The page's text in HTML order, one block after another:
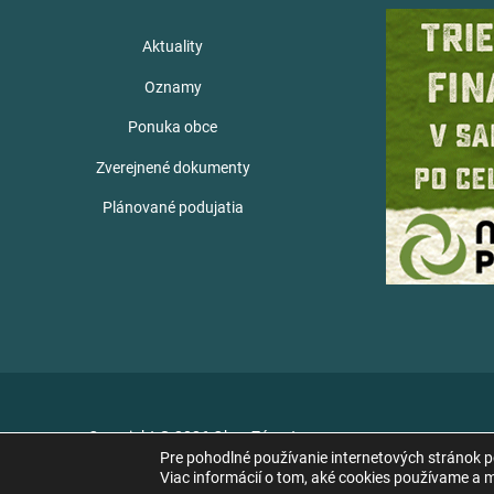
Aktuality
Oznamy
Ponuka obce
Zverejnené dokumenty
Plánované podujatia
Copyright © 2026 Obec Zámutov
Pre pohodlné používanie internetových stránok
Viac informácií o tom, aké cookies používame a